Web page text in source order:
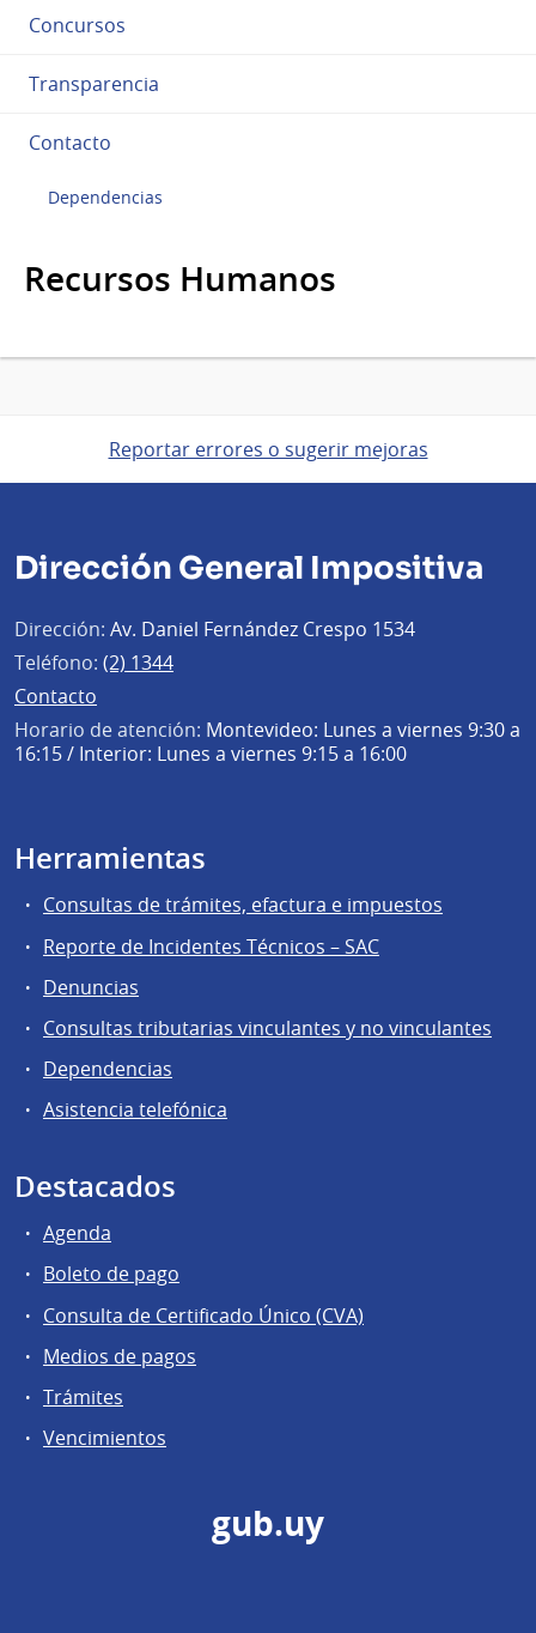
Concursos
Transparencia
Contacto
Dependencias
Recursos Humanos
Reportar errores o sugerir mejoras
Dirección General Impositiva
Dirección: Av. Daniel Fernández Crespo 1534
Teléfono: (2) 1344
Contacto
Horario de atención: Montevideo: Lunes a viernes 9:30 a
16:15 / Interior: Lunes a viernes 9:15 a 16:00
Herramientas
Consultas de trámites, efactura e impuestos
Reporte de Incidentes Técnicos – SAC
Denuncias
Consultas tributarias vinculantes y no vinculantes
Dependencias
Asistencia telefónica
Destacados
Agenda
Boleto de pago
Consulta de Certificado Único (CVA)
Medios de pagos
Trámites
Vencimientos
gub.uy